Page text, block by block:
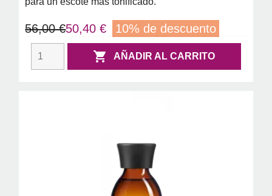
56,00 €50,40 € 10% de descuento
 AÑADIR AL CARRITO